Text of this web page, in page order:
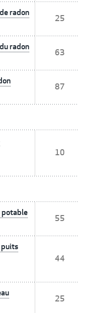
radon
25
radon
63
87
10
potable
55
puits
44
25